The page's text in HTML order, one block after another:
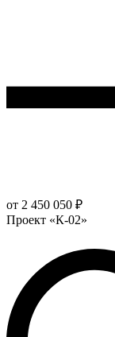
от 2 450 050 ₽
Проект «К-02»